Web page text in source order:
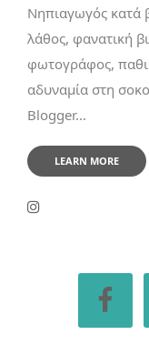
Νηπιαγωγός κατά
λάθος, φανατική
φωτογράφος,
αδυναμία στη
Blogger...
LEARN MORE